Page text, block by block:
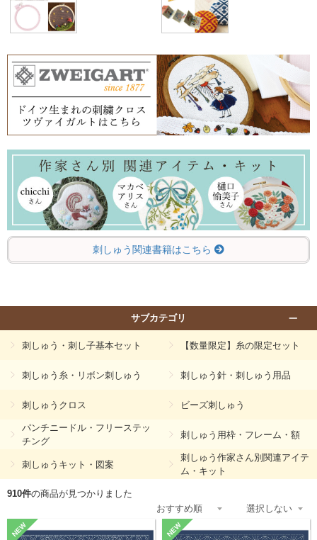
刺しゅう関連書籍はこちら
サブカテゴリ
刺しゅう・刺し子基本セット 【数量限定】糸の限定セット
刺しゅう糸・リボン刺しゅう 刺しゅう針・刺しゅう用品
刺しゅうクロス ビーズ刺しゅう
パンチニードル・フリーステッ
チング
刺しゅう用枠・フレーム・額
刺しゅうキット・図案
刺しゅう作家さん別関連アイテ
ム・キット
910件の商品が見つかりました
NEW NEW